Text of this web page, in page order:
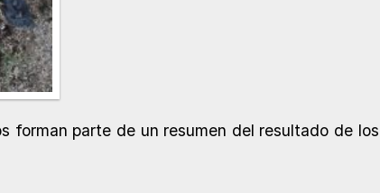
forman parte de un resumen del resultado de